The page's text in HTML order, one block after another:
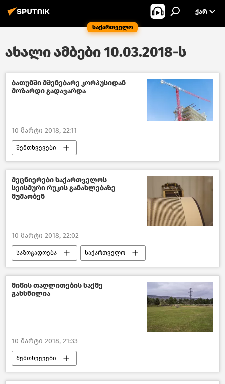
საქართველო
ᲥᲐᲠ
ახალი ამბები 10.03.2018-ს
ბათუმში მშენებარე კორპუსიდან
მოზარდი გადავარდა
10 მარტი 2018, 22:11
შემთხვევები
შემთხვევები საქართველოში –2018
საქართველო
მეცნიერები საქართველოს
სეისმური რუკის განახლებაზე
მუშაობენ
10 მარტი 2018, 22:02
საზოგადოება საქართველო
მიწის თაღლითების საქმე
გახსნილია
10 მარტი 2018, 21:33
შემთხვევები
კრიმინალი საქართველოში – 2018